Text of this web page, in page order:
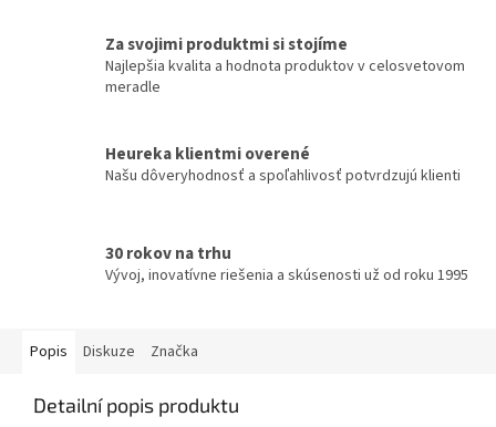
Za svojimi produktmi si stojíme
Najlepšia kvalita a hodnota produktov v celosvetovom
meradle
Heureka klientmi overené
Našu dôveryhodnosť a spoľahlivosť potvrdzujú klienti
30 rokov na trhu
Vývoj, inovatívne riešenia a skúsenosti už od roku 1995
Popis Diskuze Značka
Detailní popis produktu